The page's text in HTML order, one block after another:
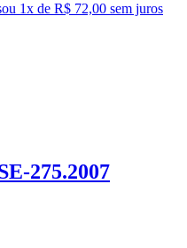
ou 1x de R$ 72,00 sem juros
275.2007